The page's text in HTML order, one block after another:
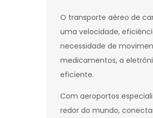
O transporte aéreo de
uma velocidade,
necessidade de
medicamentos, a
eficiente.
Com aeroportos
redor do mundo,